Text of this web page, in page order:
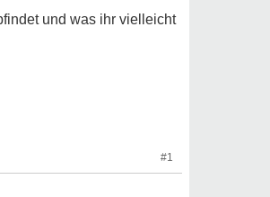
und was ihr vielleicht
#1